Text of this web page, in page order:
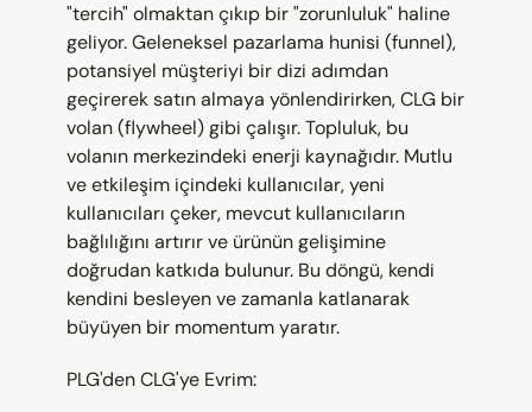
"tercih" olmaktan çıkıp bir "zorunluluk" haline
geliyor. Geleneksel pazarlama hunisi (funnel),
potansiyel müşteriyi bir dizi adımdan
geçirerek satın almaya yönlendirirken, CLG bir
volan (flywheel) gibi çalışır. Topluluk, bu
volanın merkezindeki enerji kaynağıdır. Mutlu
ve etkileşim içindeki kullanıcılar, yeni
kullanıcıları çeker, mevcut kullanıcıların
bağlılığını artırır ve ürünün gelişimine
doğrudan katkıda bulunur. Bu döngü, kendi
kendini besleyen ve zamanla katlanarak
büyüyen bir momentum yaratır.
PLG'den CLG'ye Evrim: